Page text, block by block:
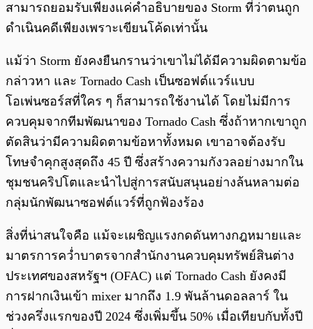
สามารถยอมรับเพียงแค่คำอธิบายของ Storm ที่ว่าตนถูก
ดำเนินคดีเพียงเพราะเขียนโค้ดเท่านั้น
แม้ว่า Storm ยังคงยืนกรานว่าเขาไม่ได้มีความผิดตามข้อ
กล่าวหา และ Tornado Cash เป็นซอฟต์แวร์แบบ
โอเพ่นซอร์สที่ใคร ๆ ก็สามารถใช้งานได้ โดยไม่มีการ
ควบคุมจากทีมพัฒนาของ Tornado Cash ซึ่งถ้าหากเขาถูก
ตัดสินว่ามีความผิดตามข้อหาทั้งหมด เขาอาจต้องรับ
โทษจำคุกสูงสุดถึง 45 ปี ซึ่งสร้างความกังวลอย่างมากใน
ชุมชนคริปโตและนำไปสู่การสนับสนุนอย่างล้นหลามต่อ
กลุ่มนักพัฒนาซอฟต์แวร์ที่ถูกฟ้องร้อง
สิ่งที่น่าสนใจคือ แม้จะเผชิญแรงกดดันทางกฎหมายและ
มาตรการคว่ำบาตรจากสำนักงานควบคุมทรัพย์สินต่าง
ประเทศของสหรัฐฯ (OFAC) แต่ Tornado Cash ยังคงมี
การฝากเงินเข้า mixer มากถึง 1.9 พันล้านดอลลาร์ ใน
ช่วงครึ่งแรกของปี 2024 ซึ่งเพิ่มขึ้น 50% เมื่อเทียบกับทั้งปี